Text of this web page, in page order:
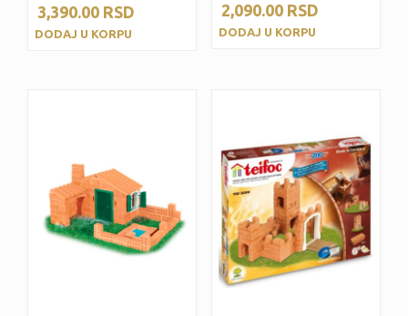
3,390.00 RSD
DODAJ U KORPU
2,090.00RSD
DODAJ U KORPU